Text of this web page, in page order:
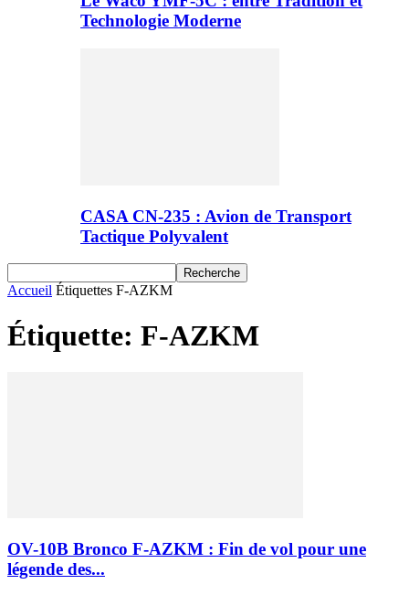
Technologie Moderne
CASA CN-235 : Avion de Transport
Tactique Polyvalent
Accueil Étiquettes F-AZKM
Étiquette: F-AZKM
OV-10B Bronco F-AZKM : Fin de vol pour une
légende des...